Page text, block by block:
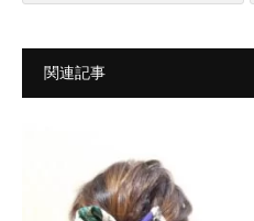
関連記事